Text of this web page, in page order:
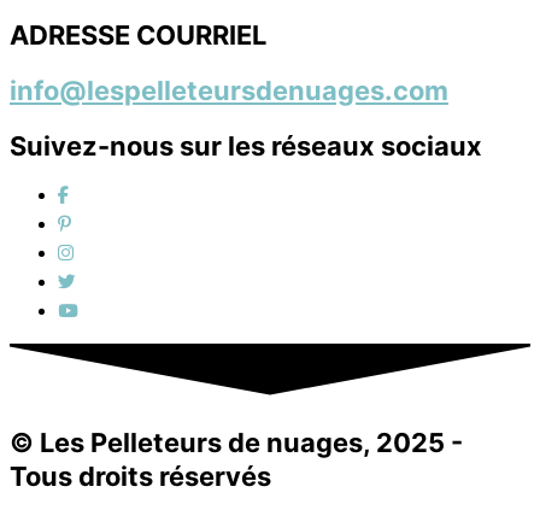
ADRESSE COURRIEL
info@lespelleteursdenuages.com
Suivez-nous sur les réseaux sociaux
© Les Pelleteurs de nuages, 2025 -
Tous droits réservés